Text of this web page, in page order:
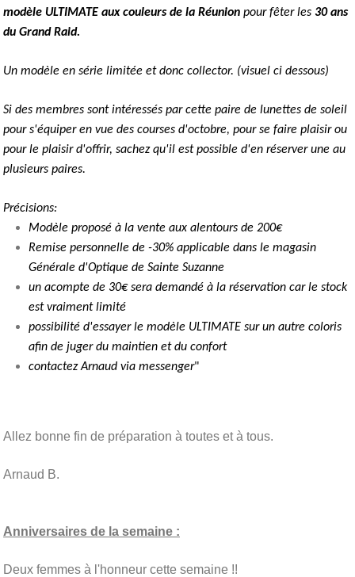
modèle ULTIMATE aux couleurs de la Réunion pour fêter les 30 ans
du Grand Raid.
Un modèle en série limitée et donc collector. (visuel ci dessous)
Si des membres sont intéressés par cette paire de lunettes de soleil
pour s'équiper en vue des courses d'octobre, pour se faire plaisir ou
pour le plaisir d'offrir, sachez qu'il est possible d'en réserver une au
plusieurs paires.
Précisions:
Modèle proposé à la vente aux alentours de 200€
Remise personnelle de -30% applicable dans le magasin
Générale d'Optique de Sainte Suzanne
un acompte de 30€ sera demandé à la réservation car le stock
est vraiment limité
possibilité d'essayer le modèle ULTIMATE sur un autre coloris
afin de juger du maintien et du confort
contactez Arnaud via messenger"
Allez bonne fin de préparation à toutes et à tous.
Arnaud B.
Anniversaires de la semaine :
Deux femmes à l'honneur cette semaine !!